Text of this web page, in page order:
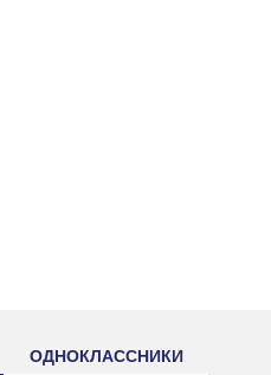
ОДНОКЛАССНИКИ